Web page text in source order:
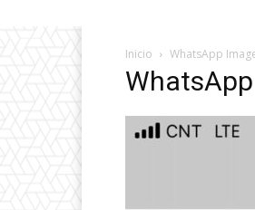
Inicio WhatsApp